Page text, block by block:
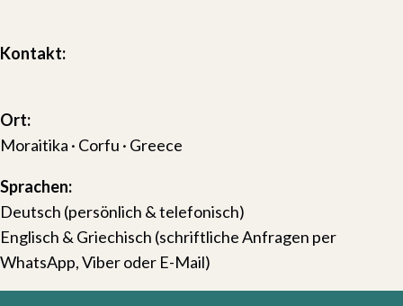
Kontakt:
Ort:
Moraitika · Corfu · Greece
Sprachen:
Deutsch (persönlich & telefonisch)
Englisch & Griechisch (schriftliche Anfragen per
WhatsApp, Viber oder E-Mail)